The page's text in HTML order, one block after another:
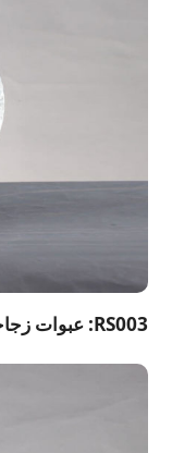
RS003: عبوات زجاجية سعة 250 مل مع الفلين بالجملة